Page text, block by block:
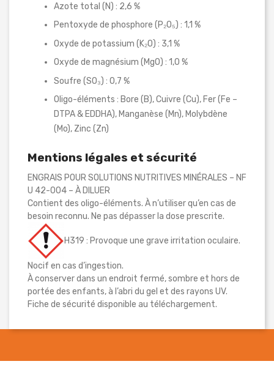
Azote total (N) : 2,6 %
Pentoxyde de phosphore (P₂O₅) : 1,1 %
Oxyde de potassium (K₂O) : 3,1 %
Oxyde de magnésium (MgO) : 1,0 %
Soufre (SO₃) : 0,7 %
Oligo-éléments : Bore (B), Cuivre (Cu), Fer (Fe –
DTPA & EDDHA), Manganèse (Mn), Molybdène
(Mo), Zinc (Zn)
Mentions légales et sécurité
ENGRAIS POUR SOLUTIONS NUTRITIVES MINÉRALES – NF
U 42-004 – À DILUER
Contient des oligo-éléments. À n’utiliser qu’en cas de
besoin reconnu. Ne pas dépasser la dose prescrite.
H319 : Provoque une grave irritation oculaire.
Nocif en cas d’ingestion.
À conserver dans un endroit fermé, sombre et hors de
portée des enfants, à l’abri du gel et des rayons UV.
Fiche de sécurité disponible au téléchargement.